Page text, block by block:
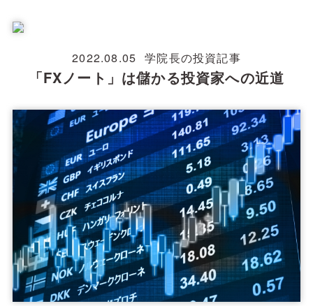
2022.08.05 学院長の投資記事
「FXノート」は儲かる投資家への近道